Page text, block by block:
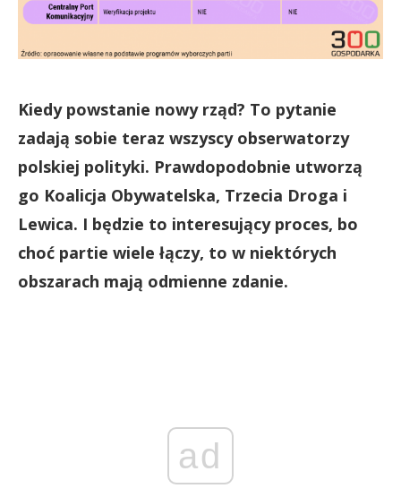
Kiedy powstanie nowy rząd? To pytanie
zadają sobie teraz wszyscy obserwatorzy
polskiej polityki. Prawdopodobnie utworzą
go Koalicja Obywatelska, Trzecia Droga i
Lewica. I będzie to interesujący proces, bo
choć partie wiele łączy, to w niektórych
obszarach mają odmienne zdanie.
ad